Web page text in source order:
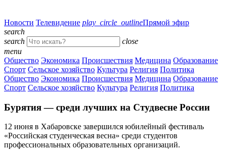
Новости Телевидение play_circle_outlineПрямой эфир
search
search
close
menu
Общество Экономика Происшествия Медицина Образование
Спорт Сельское хозяйство Культура Религия Политика
Общество Экономика Происшествия Медицина Образование
Спорт Сельское хозяйство Культура Религия Политика
Бурятия — среди лучших на Студвесне России
12 июня в Хабаровске завершился юбилейный фестиваль
«Российская студенческая весна» среди студентов
профессиональных образовательных организаций.